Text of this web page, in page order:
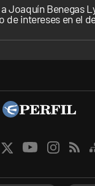
Joaquín Benegas
intereses en el